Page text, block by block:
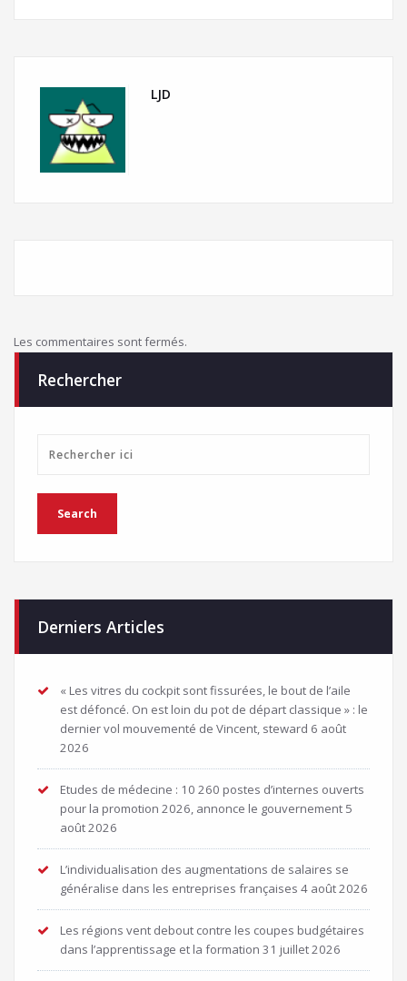
LJD
Les commentaires sont fermés.
Rechercher
Derniers Articles
« Les vitres du cockpit sont fissurées, le bout de l’aile
est défoncé. On est loin du pot de départ classique » : le
dernier vol mouvementé de Vincent, steward 6 août
2026
Etudes de médecine : 10 260 postes d’internes ouverts
pour la promotion 2026, annonce le gouvernement 5
août 2026
L’individualisation des augmentations de salaires se
généralise dans les entreprises françaises 4 août 2026
Les régions vent debout contre les coupes budgétaires
dans l’apprentissage et la formation 31 juillet 2026